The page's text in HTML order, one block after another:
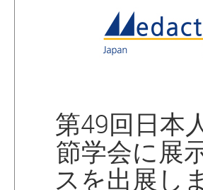
第49回日本
節学会に展
スを出展し